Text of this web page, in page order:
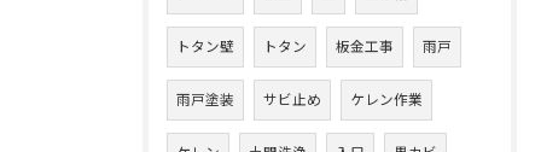
トタン壁 トタン 板金工事 雨戸
雨戸塗装 サビ止め ケレン作業